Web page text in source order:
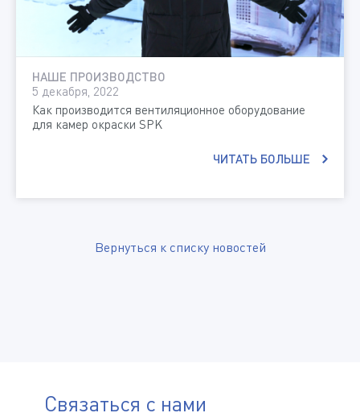
НАШЕ ПРОИЗВОДСТВО
5 декабря, 2022
Как производится вентиляционное оборудование
для камер окраски SPK
ЧИТАТЬ БОЛЬШЕ
Вернуться к списку новостей
Связаться с нами